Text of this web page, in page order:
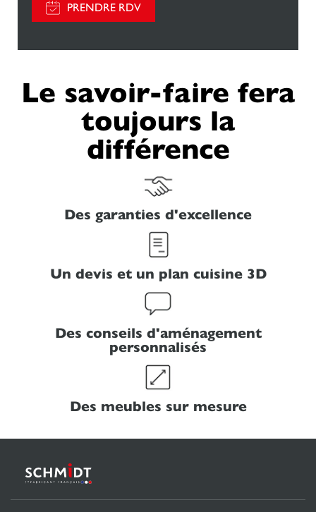
PRENDRE RDV
Le savoir-faire fera
toujours la
différence
Des garanties d'excellence
Un devis et un plan cuisine 3D
Des conseils d'aménagement
personnalisés
Des meubles sur mesure